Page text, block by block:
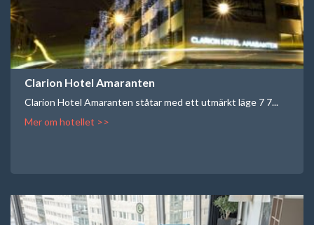
Clarion Hotel Amaranten
Clarion Hotel Amaranten ståtar med ett utmärkt läge 7 7...
Mer om hotellet >>